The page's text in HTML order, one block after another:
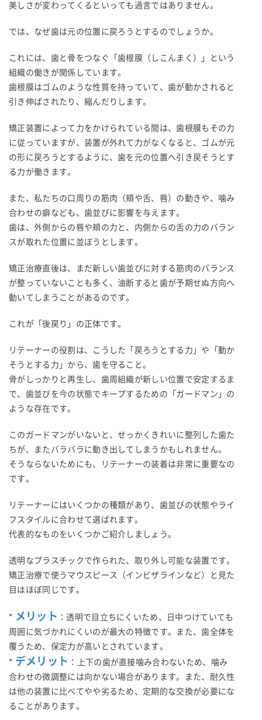
美しさが変わってくるといっても過言ではありません。
では、なぜ歯は元の位置に戻ろうとするのでしょうか。
これには、歯と骨をつなぐ「歯根膜（しこんまく）」という
組織の働きが関係しています。
歯根膜はゴムのような性質を持っていて、歯が動かされると
引き伸ばされたり、縮んだりします。
矯正装置によって力をかけられている間は、歯根膜もその力
に従っていますが、装置が外れて力がなくなると、ゴムが元
の形に戻ろうとするように、歯を元の位置へ引き戻そうとす
る力が働きます。
また、私たちの口周りの筋肉（頬や舌、唇）の動きや、噛み
合わせの癖なども、歯並びに影響を与えます。
歯は、外側からの唇や頬の力と、内側からの舌の力のバラン
スが取れた位置に並ぼうとします。
矯正治療直後は、まだ新しい歯並びに対する筋肉のバランス
が整っていないことも多く、油断すると歯が予期せぬ方向へ
動いてしまうことがあるのです。
これが「後戻り」の正体です。
リテーナーの役割は、こうした「戻ろうとする力」や「動か
そうとする力」から、歯を守ること。
骨がしっかりと再生し、歯周組織が新しい位置で安定するま
で、歯並びを今の状態でキープするための「ガードマン」の
ような存在です。
このガードマンがいないと、せっかくきれいに整列した歯た
ちが、またバラバラに動き出してしまうかもしれません。
そうならないためにも、リテーナーの装着は非常に重要なの
です。
リテーナーにはいくつかの種類があり、歯並びの状態やライ
フスタイルに合わせて選ばれます。
代表的なものをいくつかご紹介しましょう。
透明なプラスチックで作られた、取り外し可能な装置です。
矯正治療で使うマウスピース（インビザラインなど）と見た
目はほぼ同じです。
* メリット ：透明で目立ちにくいため、日中つけていても
周囲に気づかれにくいのが最大の特徴です。また、歯全体を
覆うため、保定力が高いとされています。
* デメリット ：上下の歯が直接噛み合わないため、噛み
合わせの微調整には向かない場合があります。また、耐久性
は他の装置に比べてやや劣るため、定期的な交換が必要にな
ることがあります。